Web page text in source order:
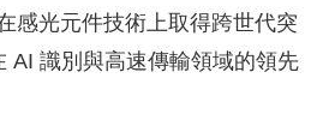
感光元件技術上取得跨世代突
AI 識別與高速傳輸領域的領先